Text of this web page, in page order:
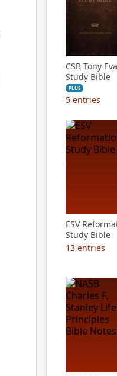
CSB Tony
Study Bible
PLUS
5 entries
ESV
Study Bible
13 entries